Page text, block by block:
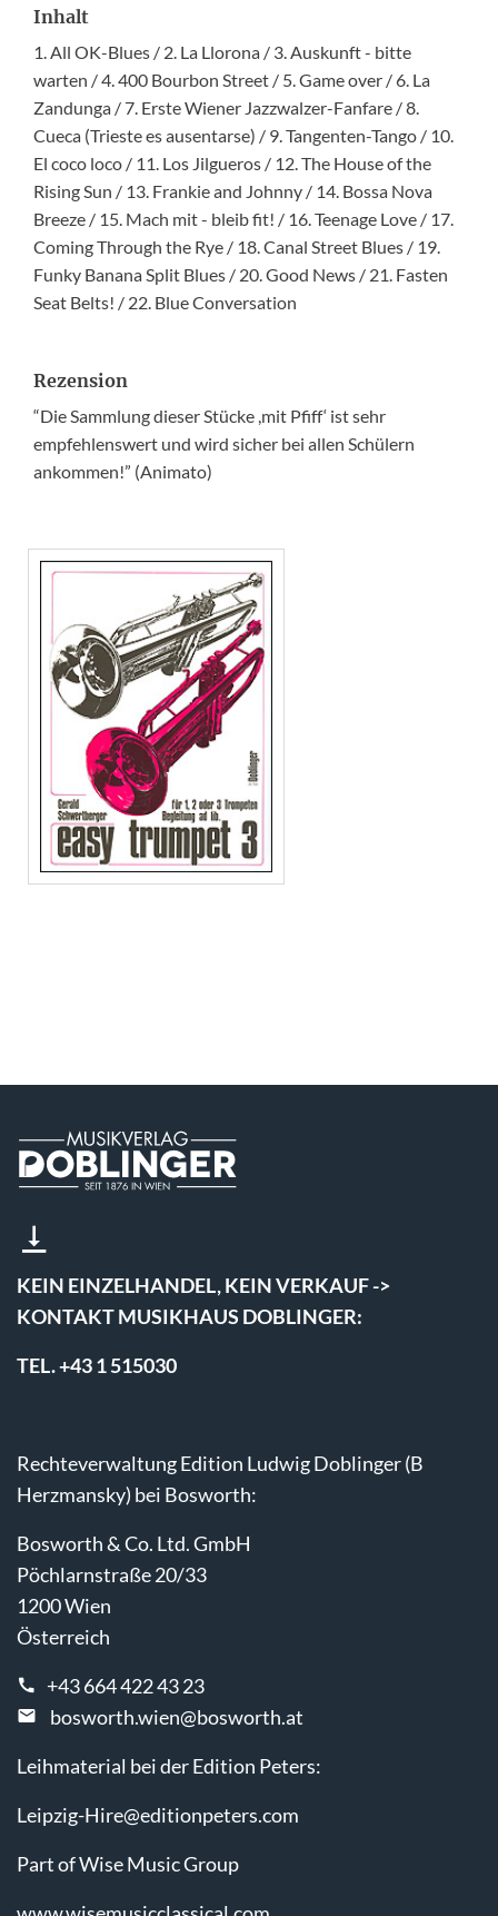
Inhalt
1. All OK-Blues / 2. La Llorona / 3. Auskunft - bitte
warten / 4. 400 Bourbon Street / 5. Game over / 6. La
Zandunga / 7. Erste Wiener Jazzwalzer-Fanfare / 8.
Cueca (Trieste es ausentarse) / 9. Tangenten-Tango / 10.
El coco loco / 11. Los Jilgueros / 12. The House of the
Rising Sun / 13. Frankie and Johnny / 14. Bossa Nova
Breeze / 15. Mach mit - bleib fit! / 16. Teenage Love / 17.
Coming Through the Rye / 18. Canal Street Blues / 19.
Funky Banana Split Blues / 20. Good News / 21. Fasten
Seat Belts! / 22. Blue Conversation
Rezension
“Die Sammlung dieser Stücke ,mit Pfiff‘ ist sehr
empfehlenswert und wird sicher bei allen Schülern
ankommen!” (Animato)
KEIN EINZELHANDEL, KEIN VERKAUF ->
KONTAKT MUSIKHAUS DOBLINGER:
TEL. +43 1 515030
Rechteverwaltung Edition Ludwig Doblinger (B
Herzmansky) bei Bosworth:
Bosworth & Co. Ltd. GmbH
Pöchlarnstraße 20/33
1200 Wien
Österreich
+43 664 422 43 23
bosworth.wien@bosworth.at
Leihmaterial bei der Edition Peters:
Leipzig-Hire@editionpeters.com
Part of Wise Music Group